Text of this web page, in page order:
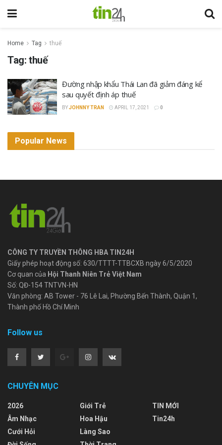
Home Tag thuế
Tag: thuế
Đường nhập khẩu Thái Lan đã giảm đáng kể
sau quyết định áp thuế
BYJOHNNY TRAN APRIL 17, 2021 0
Popular News
CÔNG TY TRUYỀN THÔNG HBA TIN24H
Giấy phép hoạt động số: 630/TTTT-TTBCXB ngày 6/5/2020
Cơ quan của Hội Thanh Niên Trẻ Việt Nam
Số: QĐ-154 TNTVN-HN
Văn phòng: AB Tower - 76 Lê Lai, Phường Bến Thành, Quận 1,
Thành phố Hồ Chí Minh
Follow us
CHUYÊN MỤC
2026
Âm Nhạc
Cưới Hỏi
Giới Trẻ
Hoa Hậu
Làng Sao
TIN MỚI
Tin24h